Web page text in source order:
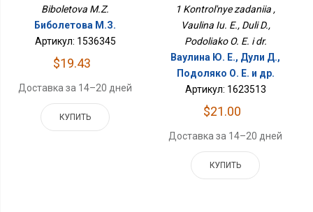
Biboletova M.Z.
Биболетова М.З.
Артикул: 1536345
$19.43
Доставка за 14–20 дней
КУПИТЬ
1 Kontrol'nye zadaniia ,
Vaulina Iu. E., Duli D.,
Podoliako O. E. i dr.
Ваулина Ю. Е., Дули Д.,
Подоляко О. Е. и др.
Артикул: 1623513
$21.00
Доставка за 14–20 дней
КУПИТЬ